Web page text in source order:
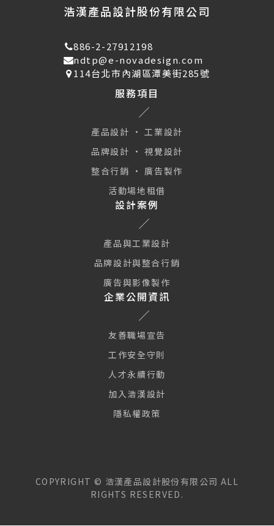
浩漢產品設計股份有限公司
886-2-27912198
ndtp@e-novadesign.com
114台北市內湖區潭美街285號
服務項目
產品設計 · 工業設計
品牌設計 · 視覺設計
整合行銷 · 廣告製作
活動場地租借
設計案例
產品與工業設計
品牌設計與整合行銷
廣告與影像製作
企業公開資訊
友善職場宣告
工作安全守則
人才永續行動
加入浩漢設計
隱私權政策
COPYRIGHT © 浩漢產品設計股份有限公司 ALL
RIGHTS RESERVED.